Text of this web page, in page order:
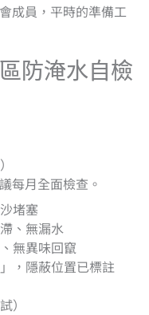
成員，平時的準備工
防淹水自檢
每月全面檢查。
堵塞
、無漏水
無異味回竄
，隱蔽位置已標註
）